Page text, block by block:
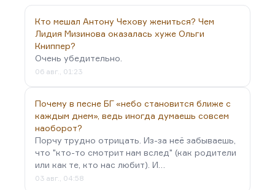
Кто мешал Антону Чехову жениться? Чем
Лидия Мизинова оказалась хуже Ольги
Книппер?
Очень убедительно.
06 авг., 01:23
Почему в песне БГ «небо становится ближе с
каждым днем», ведь иногда думаешь совсем
наоборот?
Порчу трудно отрицать. Из-за неё забываешь,
что "кто-то смотрит нам вслед" (как родители
или как те, кто нас любит). И…
03 авг., 04:58